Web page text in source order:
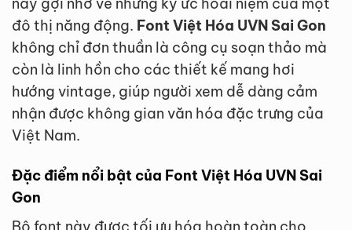
này gợi nhớ về những ký ức hoài niệm của một
đô thị năng động. Font Việt Hóa UVN Sai Gon
không chỉ đơn thuần là công cụ soạn thảo mà
còn là linh hồn cho các thiết kế mang hơi
hướng vintage, giúp người xem dễ dàng cảm
nhận được không gian văn hóa đặc trưng của
Việt Nam.
Đặc điểm nổi bật của Font Việt Hóa UVN Sai
Gon